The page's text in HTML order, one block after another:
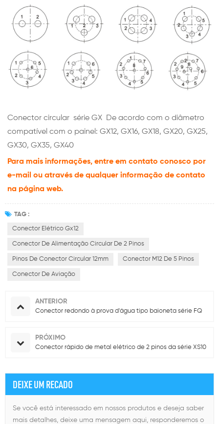
Conector circular série GX
De acordo com o diâmetro
compatível com o painel: GX12, GX16, GX18, GX20, GX25,
GX30, GX35, GX40
Para mais informações, entre em contato conosco por
e-mail ou através de qualquer informação de contato
na página web.
TAG :
Conector Elétrico Gx12
Conector De Alimentação Circular De 2 Pinos
Pinos De Conector Circular 12mm Conector M12 De 5 Pinos
Conector De Aviação
ANTERIOR
Conector redondo à prova d'água tipo baioneta série FQ
PRÓXIMO
Conector rápido de metal elétrico de 2 pinos da série XS10
DEIXE UM RECADO
Se você está interessado em nossos produtos e deseja saber
mais detalhes, deixe uma mensagem aqui, responderemos o